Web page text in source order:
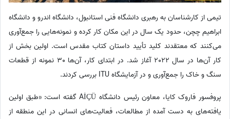
تیمی از کارشناسان به رهبری دانشگاه فنی استانبول، دانشگاه اندرو و دانشگاه
ابراهیم چچن، حدود یک سال در این مکان کار کرده و نمونه‌هایی را جمع‌آوری
می‌کنند که معتقدند کلید تأیید داستان کتاب مقدس است. اولین بخش از
کار آن‌ها در سال 2022 آغاز شد. در ابتدای کار، آن‌ها 30 نمونه از قطعات
سنگ و خاک را جمع‌آوری و در آزمایشگاه ITU بررسی کردند.
پروفسور فاروک کایا، معاون رئیس دانشگاه AİÇÜ گفته است: «طبق اولین
یافته‌های به دست آمده از مطالعات، فعالیت‌های انسانی در این منطقه از